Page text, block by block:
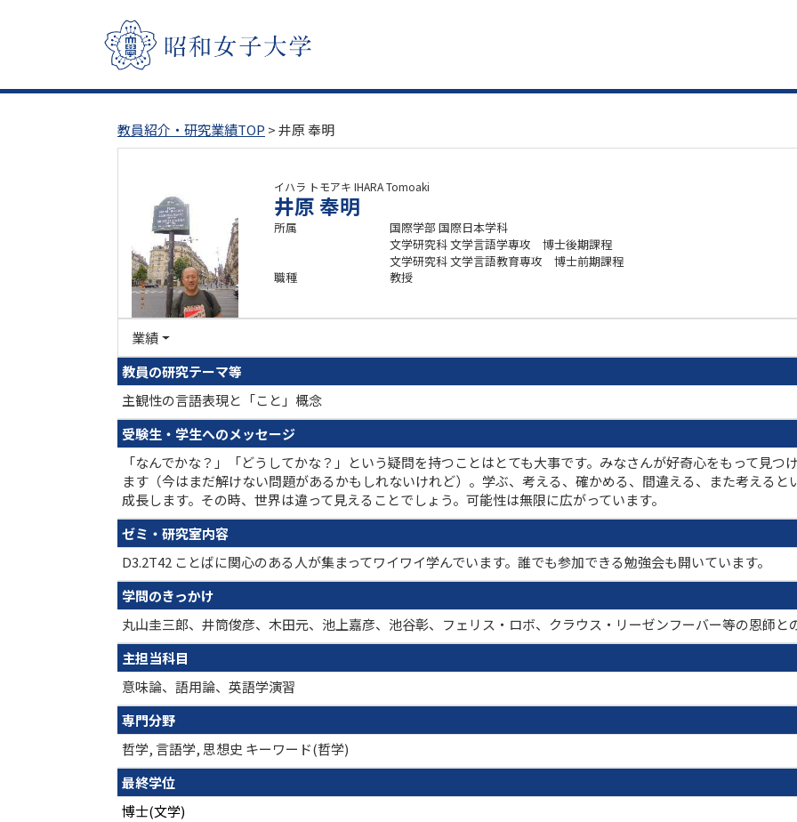
教員紹介・研究業績TOP > 井原 奉明
イハラ トモアキ IHARA Tomoaki
井原 奉明
所属
国際学部 国際日本学科
文学研究科 文学言語学専攻 博士後期課程
文学研究科 文学言語教育専攻 博士前期課程
職種
教授
業績
教員の研究テーマ等
主観性の言語表現と「こと」概念
受験生・学生へのメッセージ
「なんでかな？」「どうしてかな？」という疑問を持つことはとても大事です。みなさんが好奇心をもって見
ます（今はまだ解けない問題があるかもしれないけれど）。学ぶ、考える、確かめる、間違える、また考える
成長します。その時、世界は違って見えることでしょう。可能性は無限に広がっています。
ゼミ・研究室内容
D3.2T42 ことばに関心のある人が集まってワイワイ学んでいます。誰でも参加できる勉強会も開いています。
学問のきっかけ
丸山圭三郎、井筒俊彦、木田元、池上嘉彦、池谷彰、フェリス・ロボ、クラウス・リーゼンフーバー等の恩師と
主担当科目
意味論、語用論、英語学演習
専門分野
哲学, 言語学, 思想史 キーワード(哲学)
最終学位
博士(文学)